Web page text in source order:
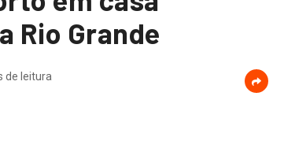
Rio Grande
de leitura